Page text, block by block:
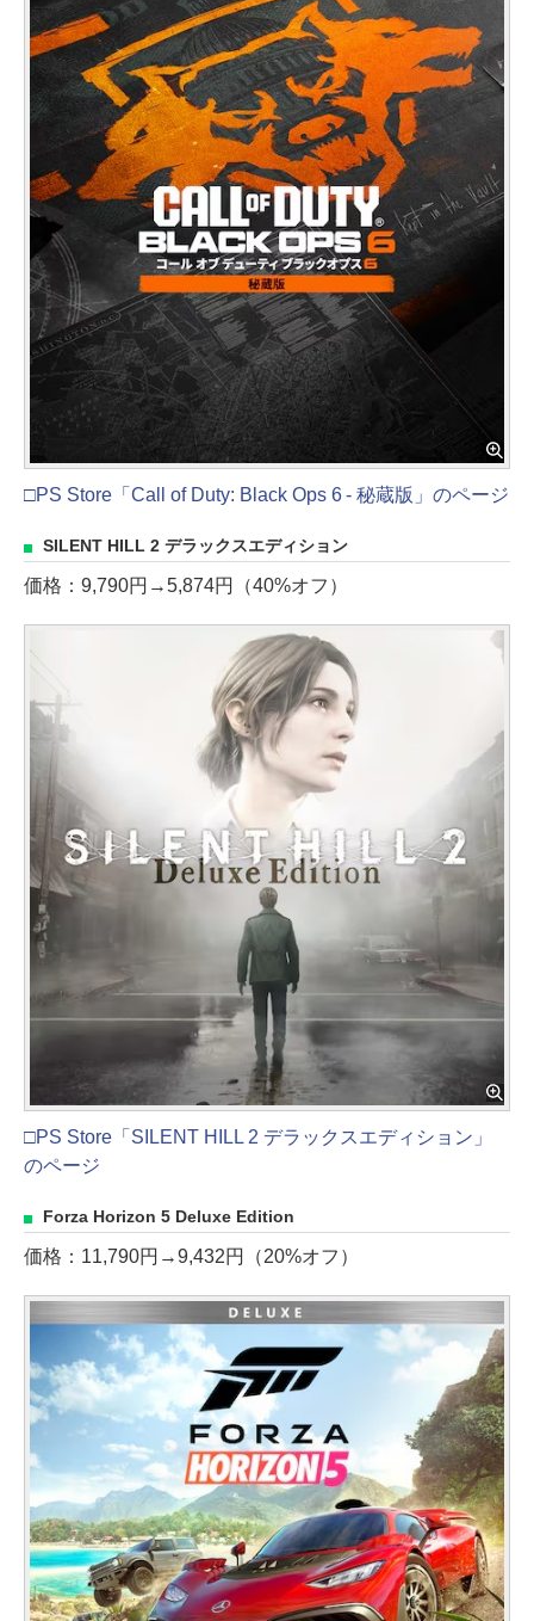
□PS Store「Call of Duty: Black Ops 6 - 秘蔵版」のページ
SILENT HILL 2 デラックスエディション
価格：9,790円→5,874円（40%オフ）
□PS Store「SILENT HILL 2 デラックスエディション」
のページ
Forza Horizon 5 Deluxe Edition
価格：11,790円→9,432円（20%オフ）